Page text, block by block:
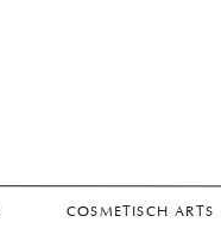
COSMETISCH ARTS